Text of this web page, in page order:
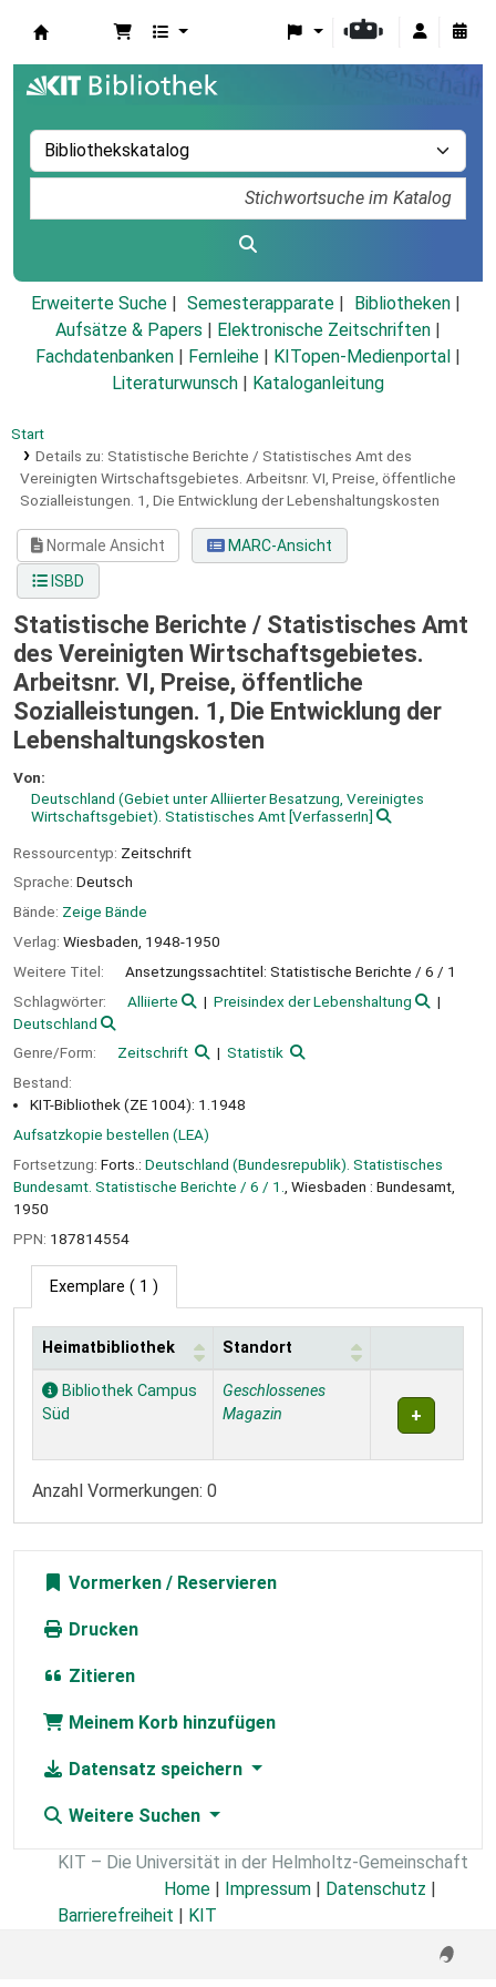
Erweiterte Suche Semesterapparate
Bibliotheken
Aufsätze & Papers
Elektronische Zeitschriften
Fachdatenbanken
Fernleihe KITopen-Medienportal
Literaturwunsch
Kataloganleitung
Start
Details zu: Statistische Berichte / Statistisches Amt des
Vereinigten Wirtschaftsgebietes. Arbeitsnr. VI, Preise, öffentliche
Sozialleistungen. 1, Die Entwicklung der Lebenshaltungskosten
Normale Ansicht
MARC-Ansicht
ISBD
Statistische Berichte / Statistisches Amt
des Vereinigten Wirtschaftsgebietes.
Arbeitsnr. VI, Preise, öffentliche
Sozialleistungen. 1, Die Entwicklung der
Lebenshaltungskosten
Von:
Deutschland (Gebiet unter Alliierter Besatzung, Vereinigtes
Wirtschaftsgebiet). Statistisches Amt [VerfasserIn]
Ressourcentyp: Zeitschrift
Sprache: Deutsch
Bände: Zeige Bände
Verlag: Wiesbaden, 1948-1950
Weitere Titel:
Ansetzungssachtitel: Statistische Berichte / 6 / 1
Schlagwörter:
Alliierte
Preisindex der Lebenshaltung
Deutschland
Genre/Form:
Zeitschrift
Statistik
Bestand:
KIT-Bibliothek (ZE 1004): 1.1948
Aufsatzkopie bestellen (LEA)
Fortsetzung: Forts.: Deutschland (Bundesrepublik). Statistisches
Bundesamt. Statistische Berichte / 6 / 1.
, Wiesbaden : Bundesamt,
1950
PPN: 187814554
Exemplare ( 1 )
Exemplare
Heimatbibliothek Standort
Bibliothek Campus
Süd
Geschlossenes
Magazin
Anzahl Vormerkungen: 0
Vormerken
Drucken
Zitieren
Meinem Korb hinzufügen
Datensatz speichern
Weitere Suchen
KIT – Die Universität in der Helmholtz-Gemeinschaft
Home
Impressum Datenschutz
Barrierefreiheit
KIT